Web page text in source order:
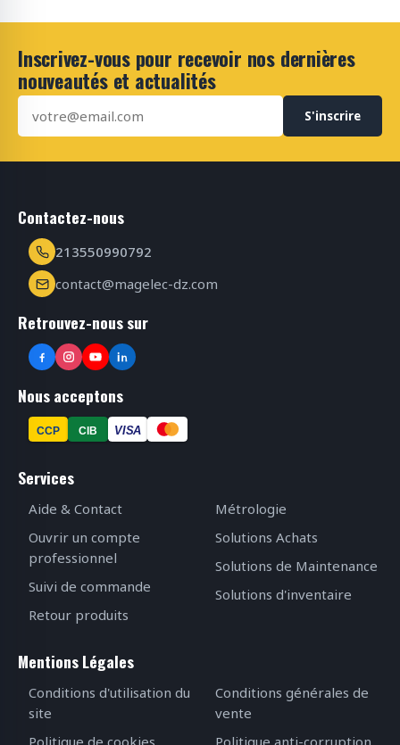
Inscrivez-vous pour recevoir nos dernières
nouveautés et actualités
S'inscrire
Contactez-nous
213550990792
contact@magelec-dz.com
Retrouvez-nous sur
Nous acceptons
CCP CIB VISA
Services
Aide & Contact
Ouvrir un compte
professionnel
Suivi de commande
Retour produits
Métrologie
Solutions Achats
Solutions de Maintenance
Solutions d'inventaire
Mentions Légales
Conditions d'utilisation du
site
Conditions générales de
vente